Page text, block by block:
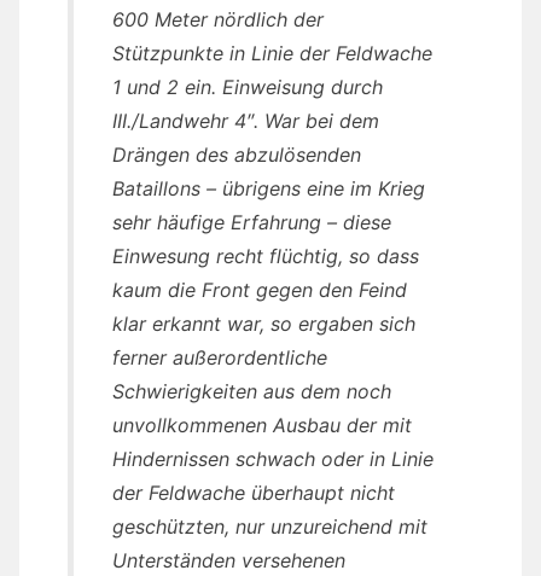
600 Meter nördlich der
Stützpunkte in Linie der Feldwache
1 und 2 ein. Einweisung durch
III./Landwehr 4″. War bei dem
Drängen des abzulösenden
Bataillons – übrigens eine im Krieg
sehr häufige Erfahrung – diese
Einwesung recht flüchtig, so dass
kaum die Front gegen den Feind
klar erkannt war, so ergaben sich
ferner außerordentliche
Schwierigkeiten aus dem noch
unvollkommenen Ausbau der mit
Hindernissen schwach oder in Linie
der Feldwache überhaupt nicht
geschützten, nur unzureichend mit
Unterständen versehenen